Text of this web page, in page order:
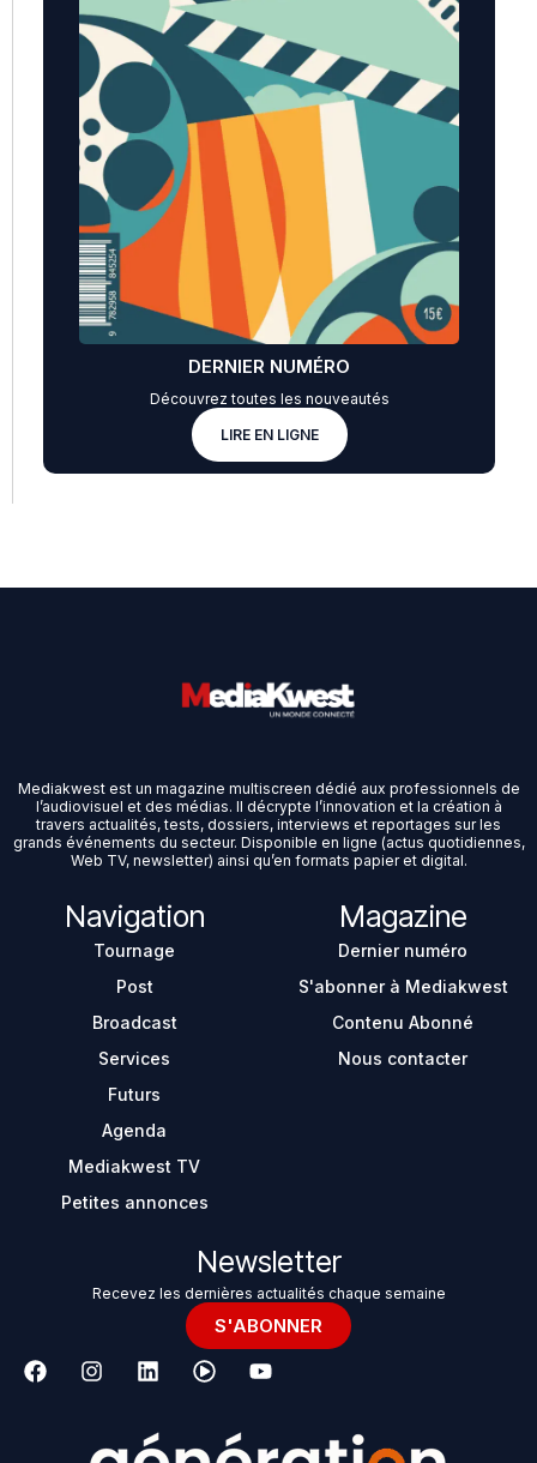
DERNIER NUMÉRO
Découvrez toutes les nouveautés
LIRE EN LIGNE
Mediakwest est un magazine multiscreen dédié aux professionnels de
l’audiovisuel et des médias. Il décrypte l’innovation et la création à
travers actualités, tests, dossiers, interviews et reportages sur les
grands événements du secteur. Disponible en ligne (actus quotidiennes,
Web TV, newsletter) ainsi qu’en formats papier et digital.
Navigation
Tournage
Post
Broadcast
Services
Futurs
Agenda
Mediakwest TV
Petites annonces
Magazine
Dernier numéro
S'abonner à Mediakwest
Contenu Abonné
Nous contacter
Newsletter
Recevez les dernières actualités chaque semaine
S'ABONNER